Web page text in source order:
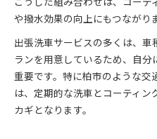
や撥水効果の向上にもつながり
出張洗車サービスの多くは、
ランを用意しているため、自
重要です。特に柏市のような交
は、定期的な洗車とコーティ
カギとなります。